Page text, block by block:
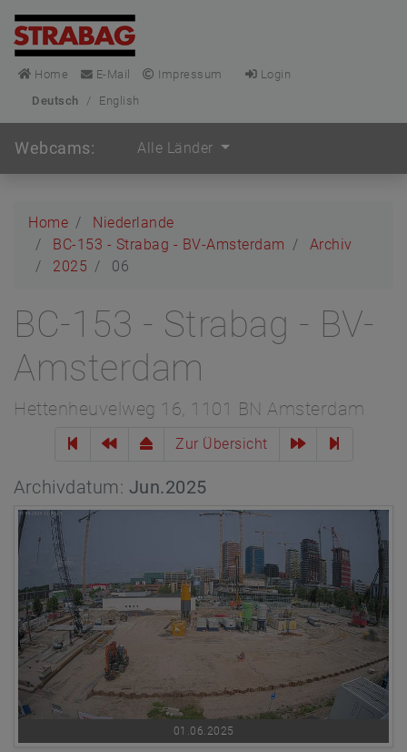
Home E-Mail Impressum
Login
Deutsch
/ English
Webcams: Alle Länder
Home
Niederlande
BC-153 - Strabag - BV-Amsterdam
Archiv
2025
06
BC-153 - Strabag - BV-
Amsterdam
Hettenheuvelweg 16, 1101 BN Amsterdam
Zur Übersicht
Archivdatum: Jun.2025
01.06.2025